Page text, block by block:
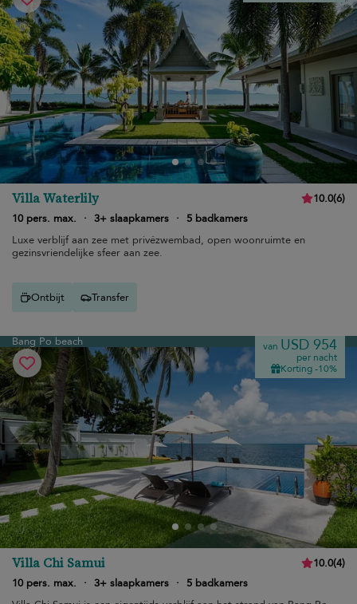
Villa Waterlily 10.0(6)
10 pers. max.
· 3+ slaapkamers ·
5 badkamers
Luxe verblijf aan zee met privézwembad, open woonruimte en
gezinsvriendelijke sfeer aan zee.
Ontbijt Transfer
Bang Po beach van USD 954
per nacht
Korting -10%
Villa Chi Samui 10.0(4)
10 pers. max.
· 3+ slaapkamers ·
5 badkamers